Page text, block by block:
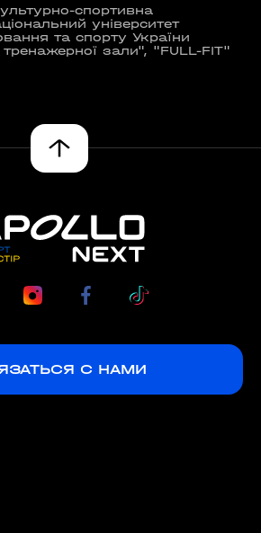
спортивна
університет
та спорту України
зали", "FULL-FIT"
С НАМИ